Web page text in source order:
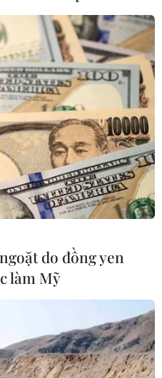
đêm:
90% thu
liệt sỹ
trên
và
phạm
hoa vào
do đồng yen
làm Mỹ